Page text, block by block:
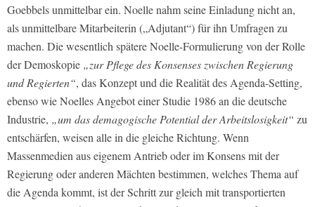
Goebbels unmittelbar ein. Noelle nahm seine Einladung nicht an,
als unmittelbare Mitarbeiterin („Adjutant“) für ihn Umfragen zu
machen. Die wesentlich spätere Noelle-Formulierung von der Rolle
der Demoskopie „zur Pflege des Konsenses zwischen Regierung
und Regierten“, das Konzept und die Realität des Agenda-Setting,
ebenso wie Noelles Angebot einer Studie 1986 an die deutsche
Industrie, „um das demagogische Potential der Arbeitslosigkeit“ zu
entschärfen, weisen alle in die gleiche Richtung. Wenn
Massenmedien aus eigenem Antrieb oder im Konsens mit der
Regierung oder anderen Mächten bestimmen, welches Thema auf
die Agenda kommt, ist der Schritt zur gleich mit transportierten